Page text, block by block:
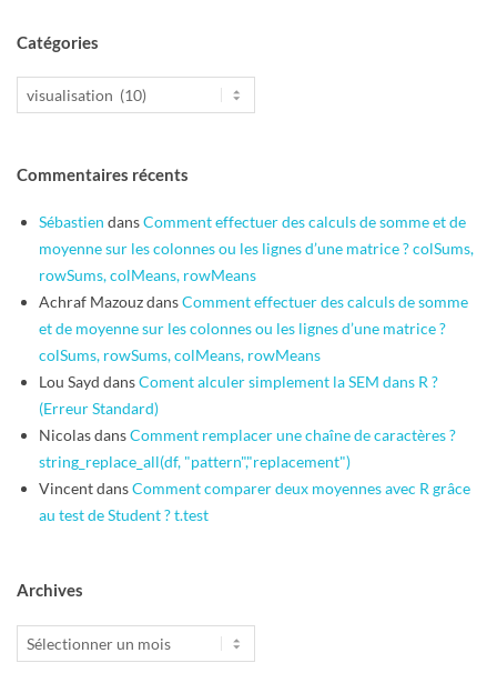
Catégories
Catégories
Commentaires récents
Sébastien dansComment effectuer des calculs de somme et de
moyenne sur les colonnes ou les lignes d’une matrice ? colSums,
rowSums, colMeans, rowMeans
Achraf MazouzdansComment effectuer des calculs de somme
et de moyenne sur les colonnes ou les lignes d’une matrice ?
colSums, rowSums, colMeans, rowMeans
Lou Sayd dansComent alculer simplement la SEM dans R ?
(Erreur Standard)
NicolasdansComment remplacer une chaîne de caractères ?
string_replace_all(df, "pattern","replacement")
VincentdansComment comparer deux moyennes avec R grâce
au test de Student ? t.test
Archives
Archives